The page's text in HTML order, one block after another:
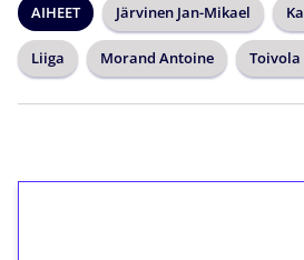
AIHEET Järvinen Jan-Mikael
Liiga Morand Antoine